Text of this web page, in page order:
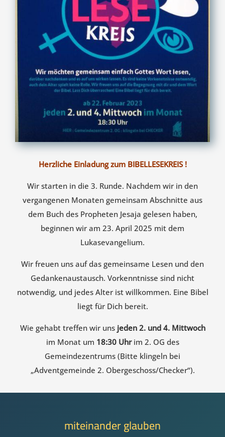
Herzliche Einladung zum BIBELLESEKREIS !
Wir starten in die 3. Runde. Nachdem wir in den
vergangenen Monaten gemeinsam Abschnitte aus
dem Buch des Propheten Jesaja gelesen haben,
beginnen wir am 23. April 2025 mit dem
Lukasevangelium.
Wir freuen uns auf das gemeinsame Lesen und den
Gedankenaustausch. Vorkenntnisse sind nicht
notwendig, und jedes Alter ist willkommen. Eine Bibel
liegt für Dich bereit.
Wie gehabt treffen wir uns jeden 2. und 4. Mittwoch
im Monat um 18:30 Uhrim 2. OG des
Gemeindezentrums (Bitte klingeln bei
„Adventgemeinde 2. Obergeschoss/Checker“).
miteinander glauben